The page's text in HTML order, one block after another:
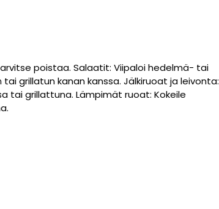
poistaa. Salaatit: Viipaloi hedelmä- tai
grillatun kanan kanssa. Jälkiruoat ja leivonta:
tai grillattuna. Lämpimät ruoat: Kokeile